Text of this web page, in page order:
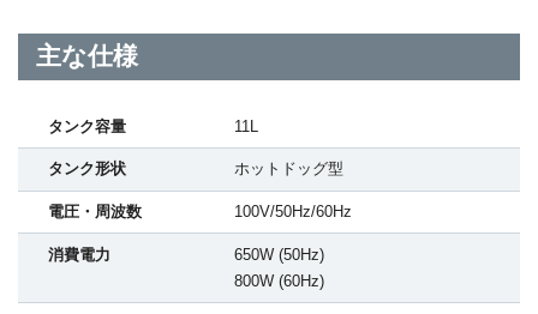
主な仕様
タンク容量 11L
タンク形状 ホットドッグ型
電圧・周波数 100V/50Hz/60Hz
消費電力
650W (50Hz)
800W (60Hz)